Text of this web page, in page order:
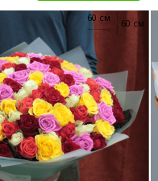
60 см
60 см